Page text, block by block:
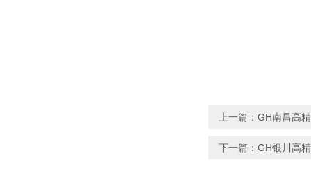
上一篇： GH南昌高
下一篇： GH银川高